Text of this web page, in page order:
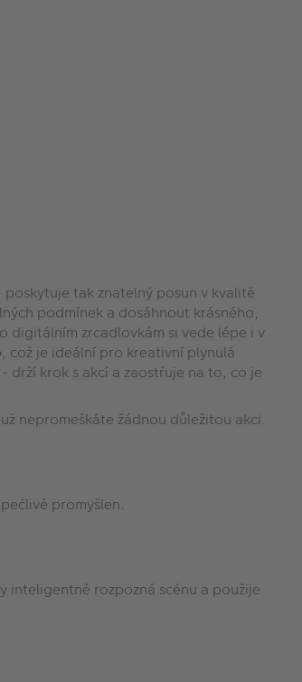
poskytuje tak znatelný posun v kvalitě
podmínek a dosáhnout krásného,
digitálním zrcadlovkám si vede lépe i v
což je ideální pro kreativní plynulá
drží krok s akcí a zaostřuje na to, co je
nepromeškáte žádnou důležitou akci.
promyšlen.
inteligentně rozpozná scénu a použije